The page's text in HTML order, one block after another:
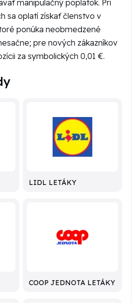
manipulačný poplatok. Pri
sa oplatí získať členstvo v
ponúka neobmedzené
pre nových zákazníkov
za symbolických 0,01 €.
LIDL LETÁKY
COOP JEDNOTA LETÁKY